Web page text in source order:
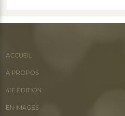
ACCUEIL
À PROPOS
41E ÉDITION
EN IMAGES